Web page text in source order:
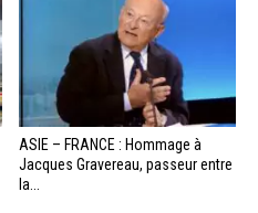
ASIE – FRANCE : Hommage à
Jacques Gravereau, passeur entre
la...